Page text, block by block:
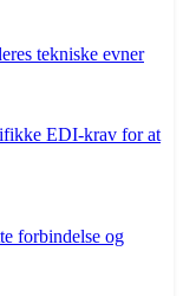
tekniske evner
EDI-krav for at
forbindelse og